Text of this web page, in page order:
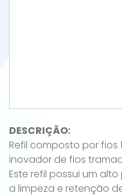
DESCRIÇÃO:
Refil composto por fios
inovador de fios
Este refil possui um
a limpeza e retenção